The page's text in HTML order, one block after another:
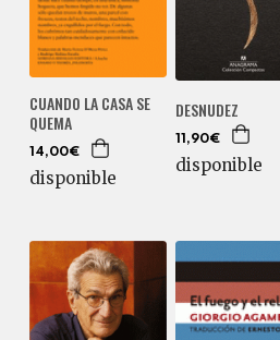
CUANDO LA CASA SE
QUEMA
14,00€
disponible
DESNUDEZ
11,90€
disponible